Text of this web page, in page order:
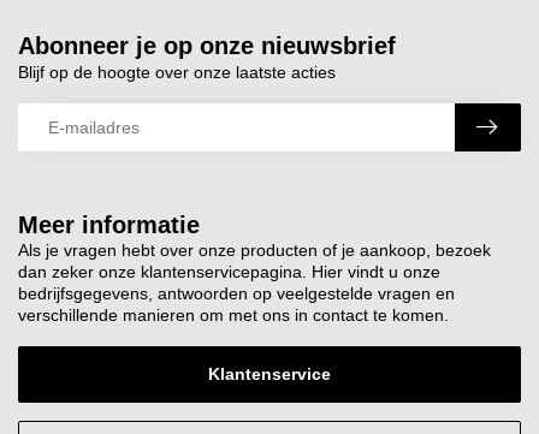
Meer informatie
Als je vragen hebt over onze producten of je aankoop, bezoek
dan zeker onze klantenservicepagina. Hier vindt u onze
bedrijfsgegevens, antwoorden op veelgestelde vragen en
verschillende manieren om met ons in contact te komen.
Klantenservice
Abonneer je op onze nieuwsbrief
Blijf op de hoogte over onze laatste acties